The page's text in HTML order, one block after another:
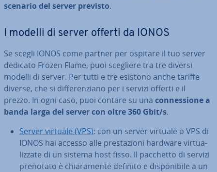
scenario del server previsto.
I modelli di server offerti da IONOS
Se scegli IONOS come partner per ospitare il tuo server
dedicato Frozen Flame, puoi scegliere tra tre diversi
modelli di server. Per tutti e tre esistono anche tariffe
diverse, che si dif­fe­ren­zia­no per i servizi offerti e il
prezzo. In ogni caso, puoi contare su una con­nes­sio­ne a
banda larga del server con oltre 360 Gbit/s.
Server virtuale (VPS): con un server virtuale o VPS di
IONOS hai accesso alle pre­sta­zio­ni hardware vir­tua­
liz­za­te di un sistema host fisso. Il pacchetto di servizi
prenotato è chia­ra­men­te definito e di­spo­ni­bi­le a un